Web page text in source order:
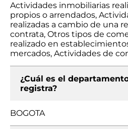
Actividades inmobiliarias
propios o arrendados,
realizadas a cambio de una
contrata, Otros tipos de
realizado en
mercados, Actividades de
¿Cuál es el
registra?
BOGOTA